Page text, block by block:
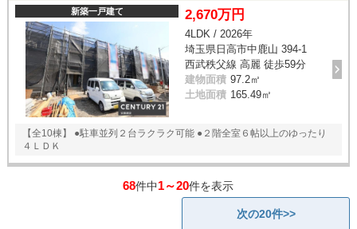
新築一戸建て 2,670万円
4LDK / 2026年
埼玉県日高市中鹿山 394-1
西武秩父線 高麗 徒歩59分
建物面積 97.2㎡
土地面積 165.49㎡
【全10棟】 ●駐車並列２台ラクラク可能 ●２階全室６帖以上のゆったり
４ＬＤＫ
68件中1～20件を表示
次の20件>>